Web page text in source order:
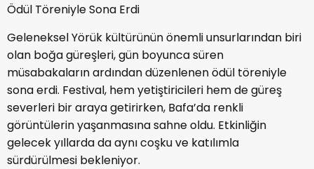
Ödül Töreniyle Sona Erdi
Geleneksel Yörük kültürünün önemli unsurlarından biri
olan boğa güreşleri, gün boyunca süren
müsabakaların ardından düzenlenen ödül töreniyle
sona erdi. Festival, hem yetiştiricileri hem de güreş
severleri bir araya getirirken, Bafa’da renkli
görüntülerin yaşanmasına sahne oldu. Etkinliğin
gelecek yıllarda da aynı coşku ve katılımla
sürdürülmesi bekleniyor.